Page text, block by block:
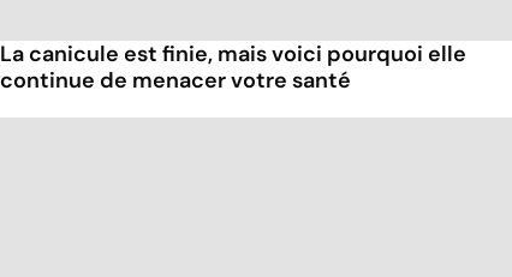
La canicule est finie, mais voici pourquoi elle
continue de menacer votre santé